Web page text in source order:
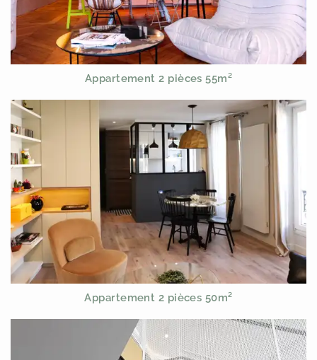
Appartement 2 pièces 55m²
Appartement 2 pièces 50m²